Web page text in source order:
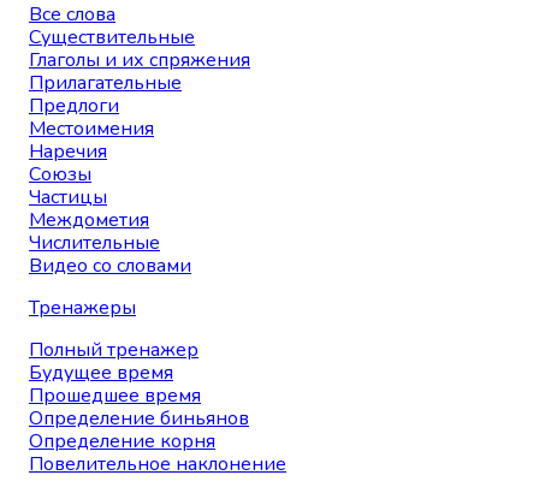
Все слова
Существительные
Глаголы и их спряжения
Прилагательные
Предлоги
Местоимения
Наречия
Союзы
Частицы
Междометия
Числительные
Видео со словами
Тренажеры
Полный тренажер
Будущее время
Прошедшее время
Определение биньянов
Определение корня
Повелительное наклонение